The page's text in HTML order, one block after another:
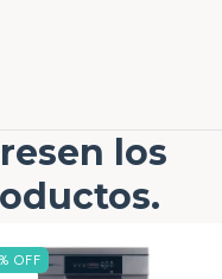
los
% OFF